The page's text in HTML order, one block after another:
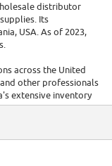
distributor
Its
USA. As of 2023,
across the United
other professionals
extensive inventory
fittings, valves, pumps,
to Zippia, Hajoca's